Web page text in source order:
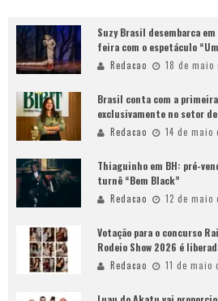
Suzy Brasil desembarca
feira com o espetáculo
Redacao 18 de maio
Brasil conta com a
exclusivamente no setor
Redacao 14 de maio
Thiaguinho em BH: pré-
turnê “Bem Black”
Redacao 12 de maio
Votação para o concurso
Rodeio Show 2026 é
Redacao 11 de maio